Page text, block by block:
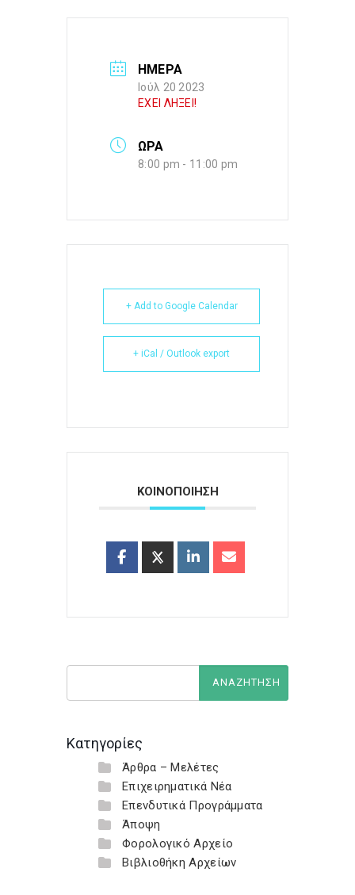
ΗΜΕΡΑ
Ιούλ 20 2023
ΕΧΕΙ ΛΗΞΕΙ!
ΩΡΑ
8:00 pm - 11:00 pm
+ Add to Google Calendar
+ iCal / Outlook export
ΚΟΙΝΟΠΟΙΗΣΗ
Κατηγορίες
Άρθρα – Μελέτες
Επιχειρηματικά Νέα
Επενδυτικά Προγράμματα
Άποψη
Φορολογικό Αρχείο
Βιβλιοθήκη Αρχείων